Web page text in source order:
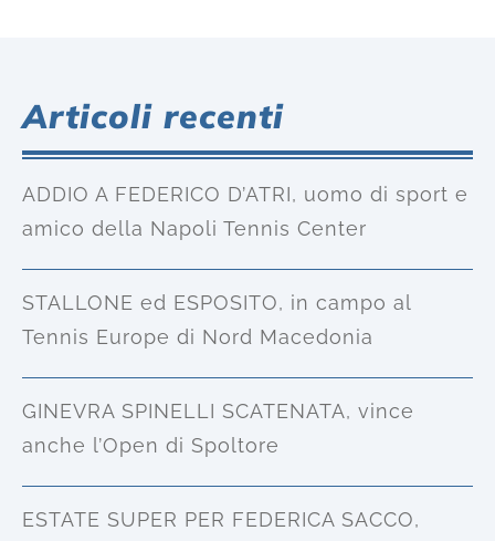
Articoli recenti
ADDIO A FEDERICO D’ATRI, uomo di sport e
amico della Napoli Tennis Center
STALLONE ed ESPOSITO, in campo al
Tennis Europe di Nord Macedonia
GINEVRA SPINELLI SCATENATA, vince
anche l’Open di Spoltore
ESTATE SUPER PER FEDERICA SACCO,